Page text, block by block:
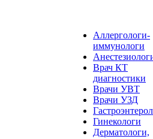
Аллергологи-
иммунологи
Врач КТ
диагностики
Врачи УВТ
Врачи УЗД
Гинекологи
Дерматологи,